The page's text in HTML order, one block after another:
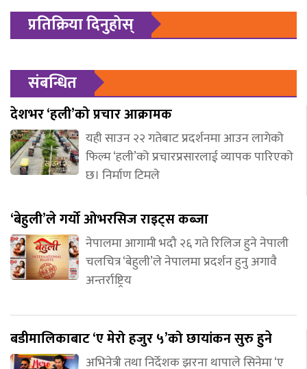
प्रतिक्रिया दिनुहोस्
संबन्धित
देशभर ‘हली’को प्रचार आक्रामक
यही साउन २२ गतेबाट प्रदर्शनमा आउन लागेको
फिल्म ‘हली’को प्रचारप्रसारलाई व्यापक पारिएको
छ। निर्माण टिमले
‘बेहुली’ले गर्यो ओभरसिज राइट्स कब्जा
नेपालमा आगामी भदौ २६ गते रिलिज हुने नेपाली
चलचित्र ‘बेहुली’ले नेपालमा प्रदर्शन हुनु अगावै
अन्तर्राष्ट्रिय
बडीमालिकाबाट ‘ए मेरो हजुर ५’को छायांकन सुरु हुने
अभिनेत्री तथा निर्देशक झरना थापाले सिनेमा ‘ए